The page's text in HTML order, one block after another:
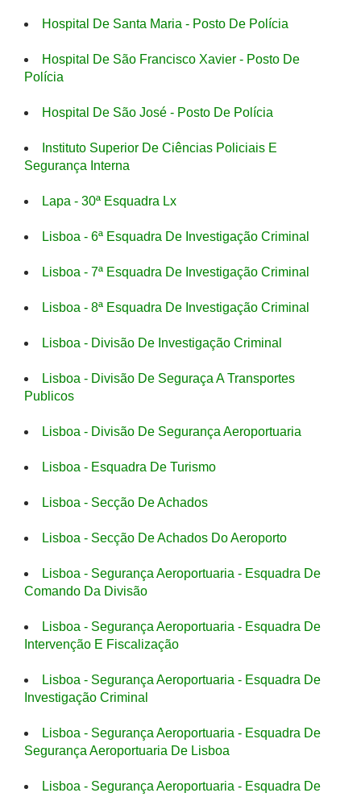
Hospital De Santa Maria - Posto De Polícia
Hospital De São Francisco Xavier - Posto De
Polícia
Hospital De São José - Posto De Polícia
Instituto Superior De Ciências Policiais E
Segurança Interna
Lapa - 30ª Esquadra Lx
Lisboa - 6ª Esquadra De Investigação Criminal
Lisboa - 7ª Esquadra De Investigação Criminal
Lisboa - 8ª Esquadra De Investigação Criminal
Lisboa - Divisão De Investigação Criminal
Lisboa - Divisão De Seguraça A Transportes
Publicos
Lisboa - Divisão De Segurança Aeroportuaria
Lisboa - Esquadra De Turismo
Lisboa - Secção De Achados
Lisboa - Secção De Achados Do Aeroporto
Lisboa - Segurança Aeroportuaria - Esquadra De
Comando Da Divisão
Lisboa - Segurança Aeroportuaria - Esquadra De
Intervenção E Fiscalização
Lisboa - Segurança Aeroportuaria - Esquadra De
Investigação Criminal
Lisboa - Segurança Aeroportuaria - Esquadra De
Segurança Aeroportuaria De Lisboa
Lisboa - Segurança Aeroportuaria - Esquadra De